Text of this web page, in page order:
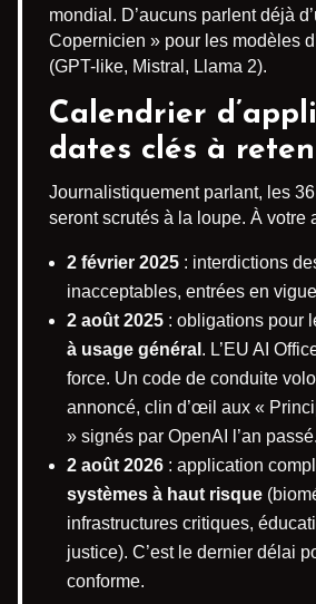
mondial. D’aucuns parlent déjà
Copernicien » pour les modèles
(GPT-like, Mistral, Llama 2).
Calendrier
dates clés à
Journalistiquement parlant, les
seront scrutés à la loupe. À votre
2 février 2025 : interdictions
inacceptables, entrées en
2 août 2025 : obligations pour
à usage général . L’EU AI
force. Un code de conduite
annoncé, clin d’œil aux «
» signés par OpenAI l’an passé.
2 août 2026 : application
systèmes à haut risque
infrastructures critiques,
justice). C’est le dernier délai
conforme.